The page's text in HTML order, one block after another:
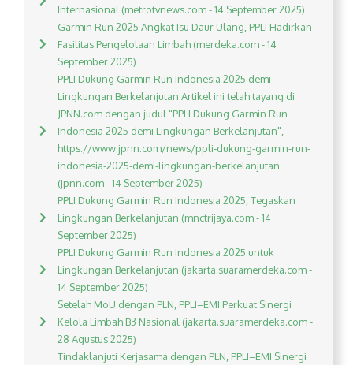
Internasional (metrotvnews.com - 14 September 2025)
Garmin Run 2025 Angkat Isu Daur Ulang, PPLI Hadirkan
Fasilitas Pengelolaan Limbah (merdeka.com - 14
September 2025)
PPLI Dukung Garmin Run Indonesia 2025 demi
Lingkungan Berkelanjutan Artikel ini telah tayang di
JPNN.com dengan judul "PPLI Dukung Garmin Run
Indonesia 2025 demi Lingkungan Berkelanjutan",
https://www.jpnn.com/news/ppli-dukung-garmin-run-
indonesia-2025-demi-lingkungan-berkelanjutan
(jpnn.com - 14 September 2025)
PPLI Dukung Garmin Run Indonesia 2025, Tegaskan
Lingkungan Berkelanjutan (mnctrijaya.com - 14
September 2025)
PPLI Dukung Garmin Run Indonesia 2025 untuk
Lingkungan Berkelanjutan (jakarta.suaramerdeka.com -
14 September 2025)
Setelah MoU dengan PLN, PPLI–EMI Perkuat Sinergi
Kelola Limbah B3 Nasional (jakarta.suaramerdeka.com -
28 Agustus 2025)
Tindaklanjuti Kerjasama dengan PLN, PPLI–EMI Sinergi